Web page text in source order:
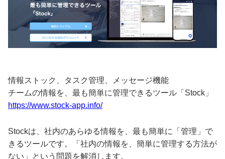
情報ストック、タスク管理、メッセージ機能
チームの情報を、最も簡単に管理できるツール「Stock」
https://www.stock-app.info/
Stockは、社内のあらゆる情報を、最も簡単に「管理」で
きるツールです。「社内の情報を、簡単に管理する方法が
ない」という問題を解消します。